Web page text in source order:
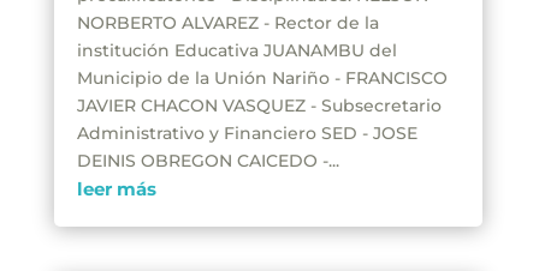
NORBERTO ALVAREZ - Rector de la
institución Educativa JUANAMBU del
Municipio de la Unión Nariño - FRANCISCO
JAVIER CHACON VASQUEZ - Subsecretario
Administrativo y Financiero SED - JOSE
DEINIS OBREGON CAICEDO -...
leer más